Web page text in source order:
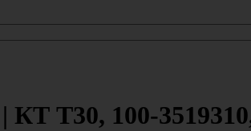
Т30, 100-